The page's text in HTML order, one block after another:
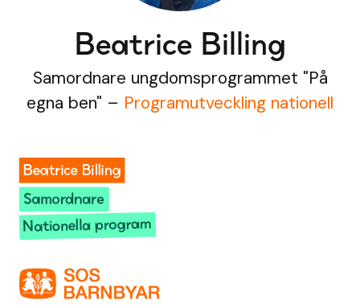
Beatrice Billing
Samordnare ungdomsprogrammet "På
egna ben" – Programutveckling nationell